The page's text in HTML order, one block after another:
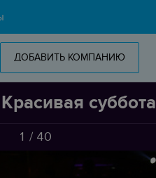
ДОБАВИТЬ КОМПАНИЮ
суббота
1 / 40